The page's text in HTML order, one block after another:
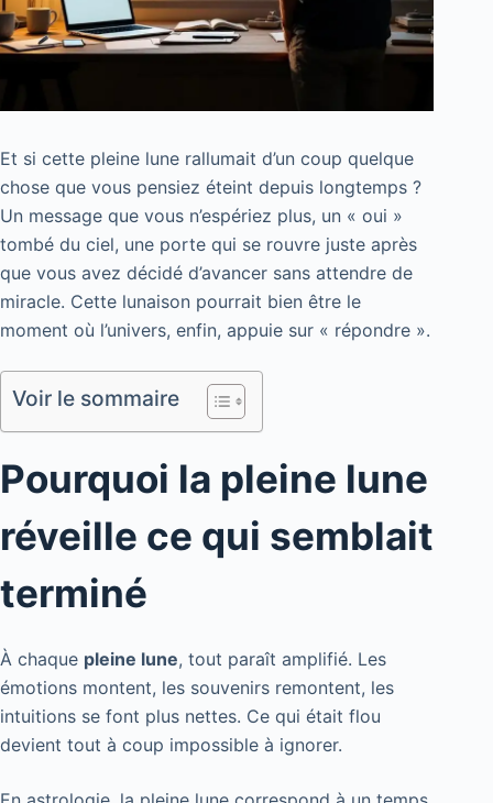
Et si cette pleine lune rallumait d’un coup quelque
chose que vous pensiez éteint depuis longtemps ?
Un message que vous n’espériez plus, un « oui »
tombé du ciel, une porte qui se rouvre juste après
que vous avez décidé d’avancer sans attendre de
miracle. Cette lunaison pourrait bien être le
moment où l’univers, enfin, appuie sur « répondre ».
Voir le sommaire
Pourquoi la pleine lune
réveille ce qui semblait
terminé
À chaque pleine lune, tout paraît amplifié. Les
émotions montent, les souvenirs remontent, les
intuitions se font plus nettes. Ce qui était flou
devient tout à coup impossible à ignorer.